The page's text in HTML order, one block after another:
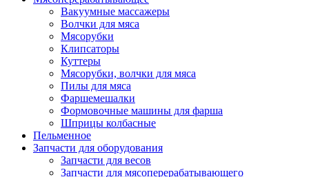
Вакуумные массажеры
Волчки для мяса
Мясорубки
Клипсаторы
Куттеры
Мясорубки, волчки для мяса
Пилы для мяса
Фаршемешалки
Формовочные машины для фарша
Шприцы колбасные
Пельменное
Запчасти для оборудования
Запчасти для весов
Запчасти для мясоперерабатывающего